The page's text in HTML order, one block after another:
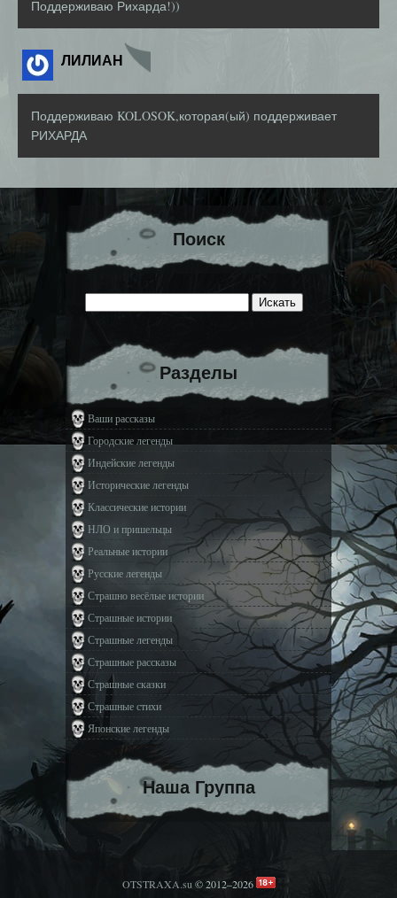
Поддерживаю Рихарда!))
ЛИЛИАН
Поддерживаю KOLOSOK,которая(ый) поддерживает
РИХАРДА
Поиск
Разделы
Ваши рассказы
Городские легенды
Индейские легенды
Исторические легенды
Классические истории
НЛО и пришельцы
Реальные истории
Русские легенды
Страшно весёлые истории
Страшные истории
Страшные легенды
Страшные рассказы
Страшные сказки
Страшные стихи
Японские легенды
Наша Группа
OTSTRAXA.su © 2012–2026